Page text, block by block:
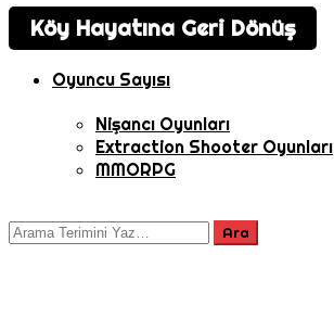
MMORPG
Oyuncu Sayısı
Nişancı Oyunları
Extraction Shooter Oyunları
MMORPG
Köy Hayatına Geri Dönüş